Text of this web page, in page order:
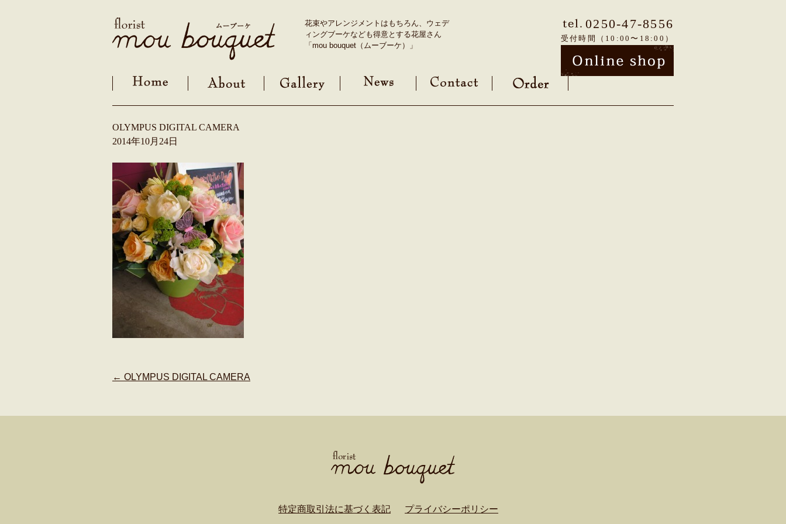
Skip
to
花束やアレンジメントはもちろん、ウェデ
ィングブーケなども得意とする花屋さん
「mou bouquet（ムーブーケ）」
0250-47-8556
受付時間（10:00〜18:00）
OLYMPUS DIGITAL CAMERA
2014年10月24日
Post
← OLYMPUS DIGITAL CAMERA
特定商取引法に基づく表記 プライバシーポリシー